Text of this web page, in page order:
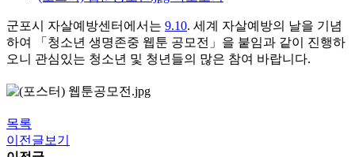
군포시 자살예방센터에서는 9.10. 세계 자살예방의 날을 기념
하여 「청소년 생명존중 웹툰 공모전」을 붙임과 같이 진행하
오니 관심있는 청소년 및 청년들의 많은 참여 바랍니다.
목록
이전글보기